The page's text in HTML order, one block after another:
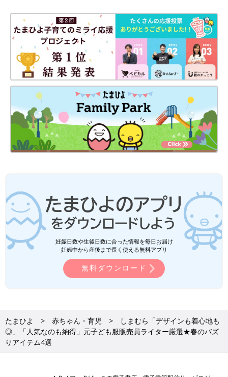
妊娠日数や生後日数に合った情報を毎日お届け
妊娠中から産後まで長く使える無料アプリ
無料ダウンロード
たまひよ 赤ちゃん・育児
しまむら「デザインも着心地も
◎」「人気なのも納得」元子ども服販売員ライター厳選★春のバズ
りアイテム4選